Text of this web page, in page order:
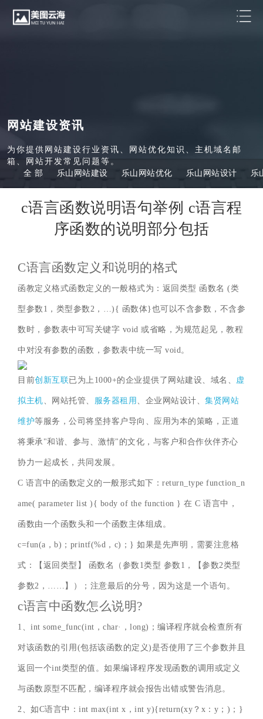
网站建设资讯
为你提供网站建设行业资讯、网站优化知识、主机域名邮
箱、网站开发常见问题等。
全 部
乐山网站建设 乐山网站优化 乐山网站设计 乐
c语言函数说明语句举例 c语言程
序函数的说明部分包括
C语言函数定义和说明的格式
函教定义格式函数定义的一般格式为：返回类型 函数名 (类
型参数1，类型参数2，…){ 函数体}也可以不含参数，不含参
数时，参数表中可写关键字 void 或省略，为规范起见，教程
中对没有参数的函数，参数表中统一写 void。
目前创新互联已为上1000+的企业提供了网站建设、域名、 虚
拟主机 、网站托管、 服务器租用 、企业网站设计、 集贤网站
维护等服务，公司将坚持客户导向、应用为本的策略，正道
将秉承"和谐、参与、激情"的文化，与客户和合作伙伴齐心
协力一起成长，共同发展。
C 语言中的函数定义的一般形式如下：return_type function_n
ame( parameter list ){ body of the function } 在 C 语言中，
函数由一个函数头和一个函数主体组成。
c=fun(a，b)；printf(%d，c)；} 如果是先声明，需要注意格
式：【返回类型】 函数名（参数1类型 参数1，【参数2类型
参数2，……】）；注意最后的分号，因为这是一个语句。
c语言中函数怎么说明?
1、int some_func(int，char·，long)；编译程序就会检查所有
对该函数的引用(包括该函数的定义)是否使用了三个参数并且
返回一个int类型的值。如果编译程序发现函数的调用或定义
与函数原型不匹配，编译程序就会报告出错或警告消息。
2、如C语言中：int max(int x，int y){return(xy？x：y；)；}